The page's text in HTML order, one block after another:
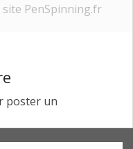
PenSpinning.fr
poster un